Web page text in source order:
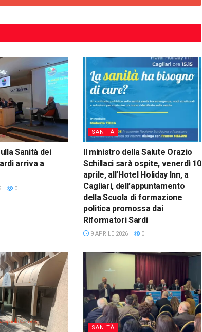
Sanità dei
arriva a
0
SANITÀ
Il ministro della Salute Orazio
Schillaci sarà ospite, venerdì 10
aprile, all’Hotel Holiday Inn, a
Cagliari, dell’appuntamento
della Scuola di formazione
politica promossa dai
Riformatori Sardi
9 APRILE 2026 0
SANITÀ